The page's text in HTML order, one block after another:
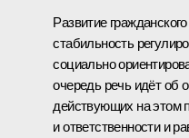
Развитие
стабильность
социально
очередь речь идёт об
действующих на этом
и ответственности и